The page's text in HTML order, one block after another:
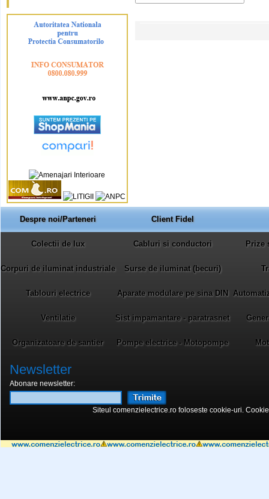
Despre noi/Parteneri Client Fidel
Colectii de lux Cabluri si conductori Prize
Corpuri de iluminat industriale Surse de iluminat (becuri)
Tablouri electrice Aparate modulare pe sina DIN
Ventilatie Sist impamantare - paratrasnet
Organizatoare de santier Pompe electrice - Motopompe
Newsletter
Abonare newsletter:
Siteul comenzielectrice.ro foloseste cookie-uri.